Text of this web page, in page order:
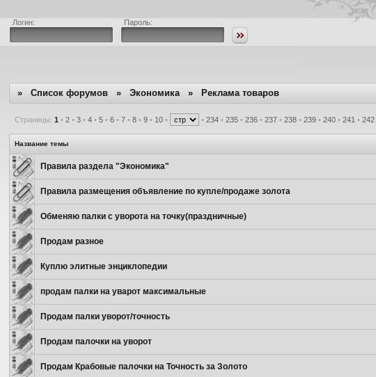
Логин: Пароль:
»Список форумов »Экономика» Реклама товаров
Страницы:1 •2 •3 •4 •5 •6 •7 •8 •9 • 10 • •234 •235 •236 •237 •238 •239 •240 •241 •242
Название темы
Правила раздела "Экономика"
Правила размещения объявление по купле/продаже золота
Обменяю палки с уворота на точку(праздничные)
Продам разное
Куплю элитные энциклопедии
продам палки на уварот максимальные
Продам палки уворот/точность
Продам палочки на уворот
Продам Крабовые палочки на Точность за Золото